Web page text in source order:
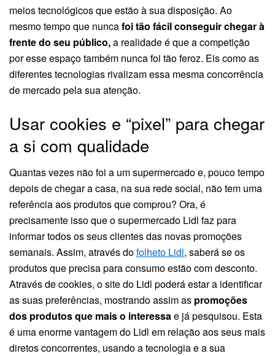
meios tecnológicos que estão à sua disposição. Ao
mesmo tempo que nuncafoi tão fácil conseguir chegar à
frente do seu público,a realidade é que a competição
por esse espaço também nunca foi tão feroz. Eis como as
diferentes tecnologias rivalizam essa mesma concorrência
de mercado pela sua atenção.
Usar cookies e “pixel” para chegar
a si com qualidade
Quantas vezes não foi a um supermercado e, pouco tempo
depois de chegar a casa, na sua rede social, não tem uma
referência aos produtos que comprou? Ora, é
precisamente isso que o supermercado Lidl faz para
informar todos os seus clientes das novas promoções
semanais. Assim, através dofolheto Lidl, saberá se os
produtos que precisa para consumo estão com desconto.
Através de cookies, o site do Lidl poderá estar a identificar
as suas preferências, mostrando assim as promoções
dos produtos que mais o interessae já pesquisou. Esta
é uma enorme vantagem do Lidl em relação aos seus mais
diretos concorrentes, usando a tecnologia e a sua